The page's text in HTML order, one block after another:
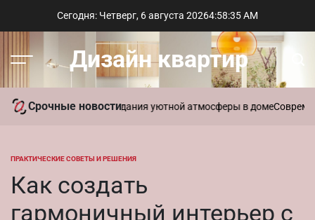
Сегодня: Четверг, 6 августа 20264:58:36AM
Меню Дизайн квартир
Срочные новости
ароматы для создания уютной атмосферы в домеСовременный
ОПУБЛИКОВАНО
ПРАКТИЧЕСКИЕ СОВЕТЫ И РЕШЕНИЯ
Как создать
гармоничный интерьер с